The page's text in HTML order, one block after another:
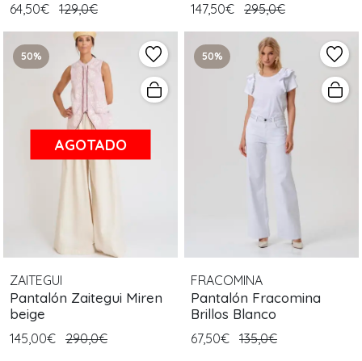
64,50€ 129,0€ 147,50€ 295,0€
50%
AGOTADO
ZAITEGUI
Pantalón Zaitegui Miren
beige
145,00€ 290,0€
50%
FRACOMINA
Pantalón Fracomina
Brillos Blanco
67,50€ 135,0€